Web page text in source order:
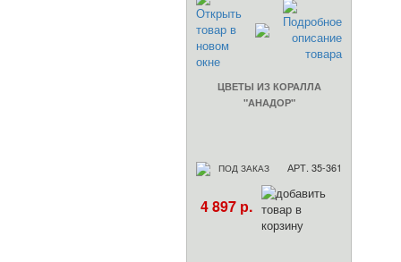
ЦВЕТЫ ИЗ КОРАЛЛА
"АНАДОР"
ПОД ЗАКАЗ АРТ. 35-361
4 897 р.